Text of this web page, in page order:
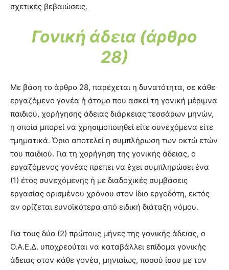
σχετικές βεβαιώσεις.
Γονική άδεια (άρθρο
28)
Με βάση το άρθρο 28, παρέχεται η δυνατότητα, σε κάθε
εργαζόμενο γονέα ή άτομο που ασκεί τη γονική μέριμνα
παιδιού, χορήγησης άδειας διάρκειας τεσσάρων μηνών,
η οποία μπορεί να χρησιμοποιηθεί είτε συνεχόμενα είτε
τμηματικά. Όριο αποτελεί η συμπλήρωση των οκτώ ετών
του παιδιού. Για τη χορήγηση της γονικής άδειας, ο
εργαζόμενος γονέας πρέπει να έχει συμπληρώσει ένα
(1) έτος συνεχόμενης ή με διαδοχικές συμβάσεις
εργασίας ορισμένου χρόνου στον ίδιο εργοδότη, εκτός
αν ορίζεται ευνοϊκότερα από ειδική διάταξη νόμου.
Για τους δύο (2) πρώτους μήνες της γονικής άδειας, ο
Ο.Α.Ε.Δ. υποχρεούται να καταβάλλει επίδομα γονικής
άδειας στον κάθε γονέα, μηνιαίως, ποσού ίσου με τον